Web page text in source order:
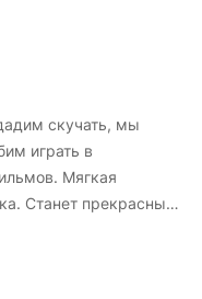
скучать, мы
играть в
Мягкая
Станет прекрасным
другом ребёнка.